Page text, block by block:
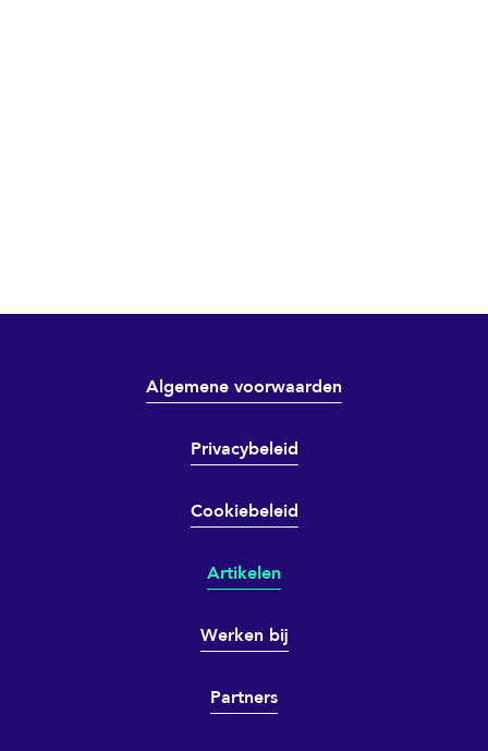
Algemene voorwaarden
Privacybeleid
Cookiebeleid
Artikelen
Werken bij
Partners